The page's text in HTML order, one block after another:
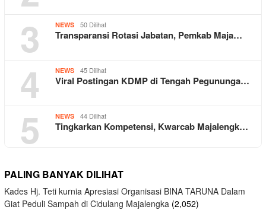
3 NEWS 50 Dilihat
Transparansi Rotasi Jabatan, Pemkab Maja…
4 NEWS 45 Dilihat
Viral Postingan KDMP di Tengah Pegununga…
5 NEWS 44 Dilihat
Tingkarkan Kompetensi, Kwarcab Majalengk…
PALING BANYAK DILIHAT
Kades Hj. Teti kurnia Apresiasi Organisasi BINA TARUNA Dalam
Giat Peduli Sampah di Cidulang Majalengka (2,052)